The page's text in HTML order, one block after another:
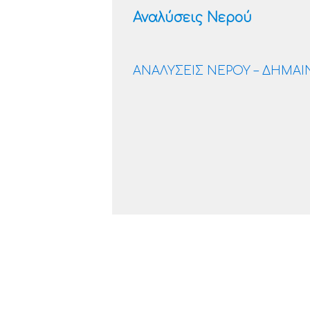
Αναλύσεις Νερού
ΑΝΑΛΥΣΕΙΣ ΝΕΡΟΥ –